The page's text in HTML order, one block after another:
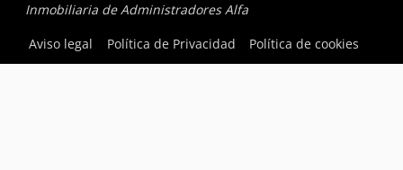
Inmobiliaria de Administradores Alfa
Aviso legal
Política de Privacidad Política de cookies